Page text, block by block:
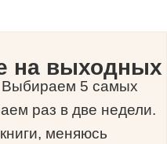
на выходных
Выбираем 5 самых
раз в две недели.
меняюсь